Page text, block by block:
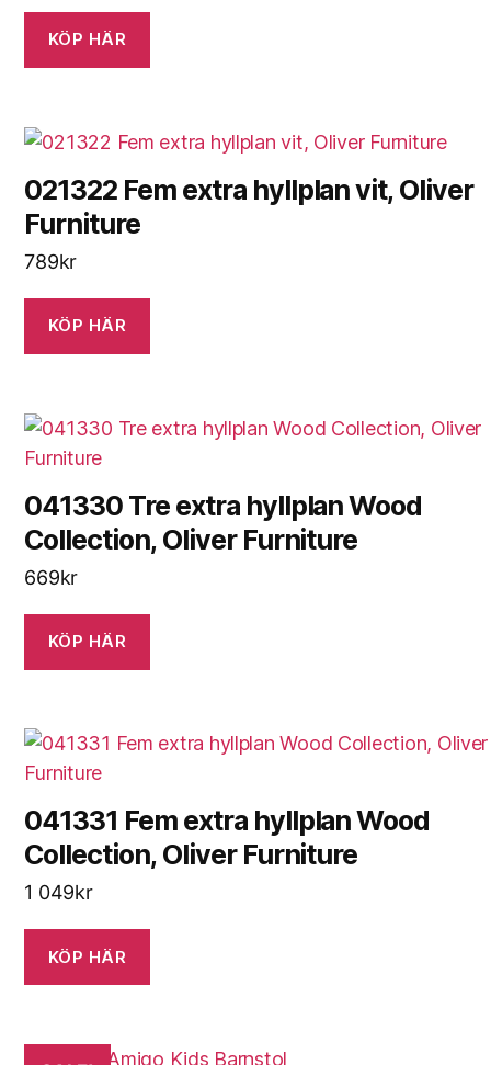
KÖP HÄR
021322 Fem extra hyllplan vit, Oliver
Furniture
789kr
KÖP HÄR
041330 Tre extra hyllplan Wood
Collection, Oliver Furniture
669kr
KÖP HÄR
041331 Fem extra hyllplan Wood
Collection, Oliver Furniture
1 049kr
KÖP HÄR